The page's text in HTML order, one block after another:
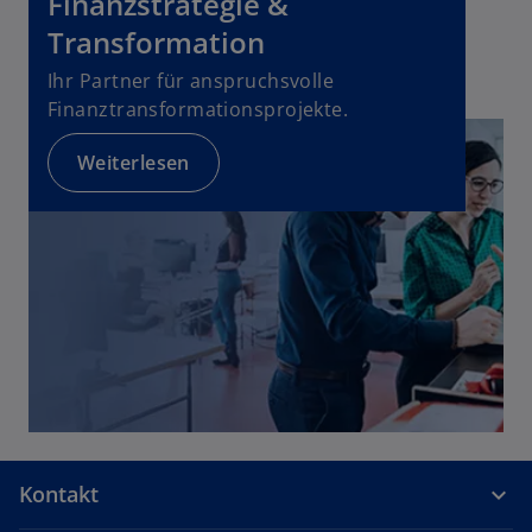
a
Transformation
Ihr Partner für anspruchsvolle
Finanztransformationsprojekte.
Weiterlesen
Kontakt